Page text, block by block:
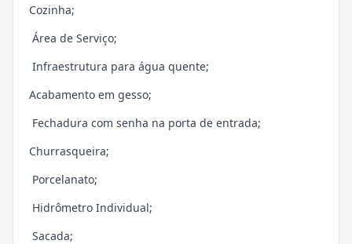
Cozinha;
Área de Serviço;
Infraestrutura para água quente;
Acabamento em gesso;
Fechadura com senha na porta de entrada;
Churrasqueira;
Porcelanato;
Hidrômetro Individual;
Sacada;